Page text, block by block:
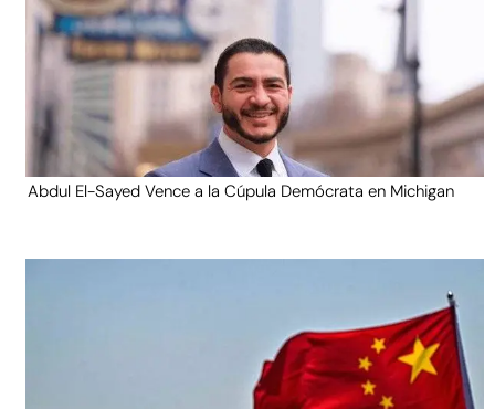
Abdul El-Sayed Vence a la Cúpula Demócrata en Michigan